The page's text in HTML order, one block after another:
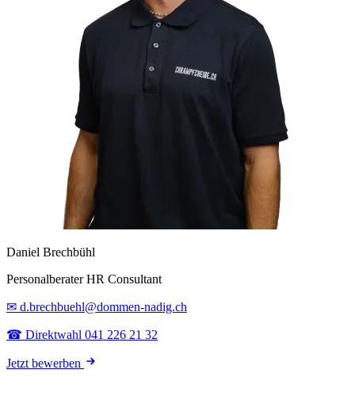
Daniel Brechbühl
Personalberater HR Consultant
✉ d.brechbuehl@dommen-nadig.ch
☎ Direktwahl 041 226 21 32
Jetzt bewerben